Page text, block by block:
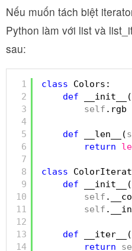
Nếu muốn tách biệt
Python làm với list và
sau:
1
2
3
4
5
6
7
8
9
10
11
12
13
14
class
Colors:
def
__init__(
self .rgb
def __len__(
return
class
def
__init__(
self
self
def __iter__(
return